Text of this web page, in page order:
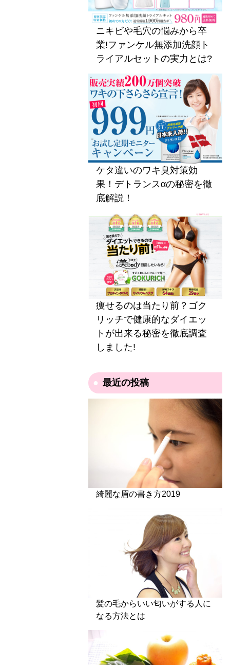
ニキビや毛穴の悩みから卒
業!ファンケル無添加洗顔ト
ライアルセットの実力とは?
ケタ違いのワキ臭対策効
果！デトランスαの秘密を徹
底解説！
痩せるのは当たり前？ゴク
リッチで健康的なダイエッ
トが出来る秘密を徹底調査
しました!
最近の投稿
綺麗な眉の書き方2019
髪の毛からいい匂いがする人に
なる方法とは